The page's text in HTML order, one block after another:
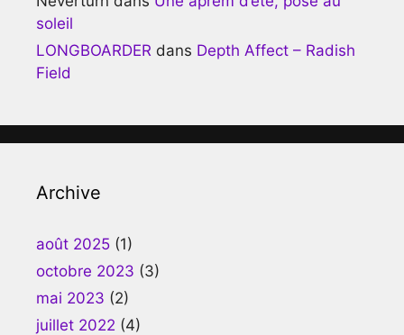
soleil
LONGBOARDER dans Depth Affect – Radish
Field
Archive
août 2025 (1)
octobre 2023 (3)
mai 2023 (2)
juillet 2022 (4)